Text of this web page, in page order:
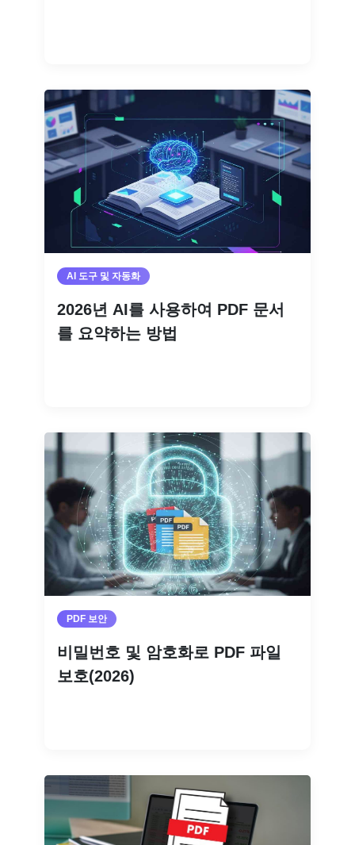
AI 도구 및 자동화
2026년 AI를 사용하여 PDF 문서
를 요약하는 방법
PDF 보안
비밀번호 및 암호화로 PDF 파일
보호(2026)